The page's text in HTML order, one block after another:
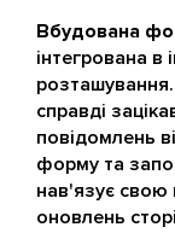
Вбудована
інтегрована в
справді
повідомлень
форму та
нав'язує свою
оновлень